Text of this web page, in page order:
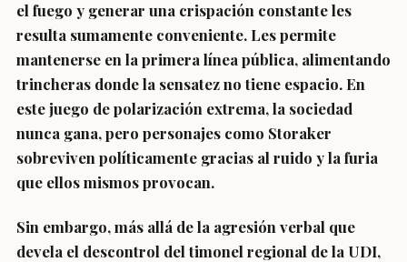
el fuego y generar una crispación constante les
resulta sumamente conveniente. Les permite
mantenerse en la primera línea pública, alimentando
trincheras donde la sensatez no tiene espacio. En
este juego de polarización extrema, la sociedad
nunca gana, pero personajes como Storaker
sobreviven políticamente gracias al ruido y la furia
que ellos mismos provocan.
Sin embargo, más allá de la agresión verbal que
devela el descontrol del timonel regional de la UDI,